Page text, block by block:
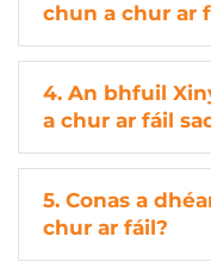
chun a chur ar
4. An bhfuil
a chur ar fáil
5. Conas a
chur ar fáil?